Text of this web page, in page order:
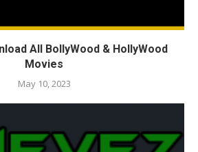
All BollyWood & HollyWood
Movies
May 10, 2023